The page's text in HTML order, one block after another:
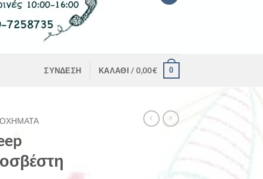
ΣΎΝΔΕΣΗ ΚΑΛΆΘΙ / 0,00€ 0
ΟΧΉΜΑΤΑ